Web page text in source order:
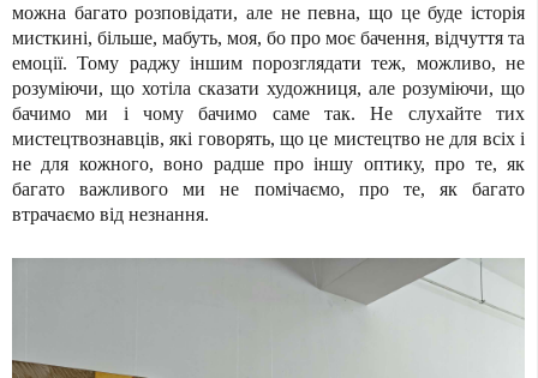
можна багато розповідати, але не певна, що це буде історія
мисткині, більше, мабуть, моя, бо про моє бачення, відчуття та
емоції. Тому раджу іншим порозглядати теж, можливо, не
розуміючи, що хотіла сказати художниця, але розуміючи, що
бачимо ми і чому бачимо саме так. Не слухайте тих
мистецтвознавців, які говорять, що це мистецтво не для всіх і
не для кожного, воно радше про іншу оптику, про те, як
багато важливого ми не помічаємо, про те, як багато
втрачаємо від незнання.